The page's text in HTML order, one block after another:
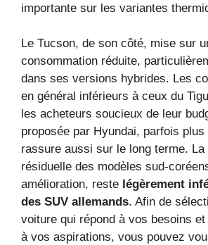
importante sur les variantes
Le Tucson, de son côté, mise sur
consommation réduite,
dans ses versions hybrides. Les
en général inférieurs à ceux du
les acheteurs soucieux de leur
proposée par Hyundai, parfois plus
rassure aussi sur le long terme. La
résiduelle des modèles sud-
amélioration, reste légèrement
des SUV allemands. Afin de
voiture qui répond à vos besoins
à vos aspirations, vous pouvez